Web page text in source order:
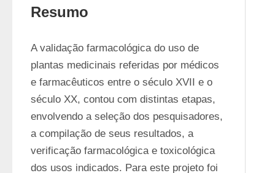
Resumo
A validação farmacológica do uso de
plantas medicinais referidas por médicos
e farmacêuticos entre o século XVII e o
século XX, contou com distintas etapas,
envolvendo a seleção dos pesquisadores,
a compilação de seus resultados, a
verificação farmacológica e toxicológica
dos usos indicados. Para este projeto foi